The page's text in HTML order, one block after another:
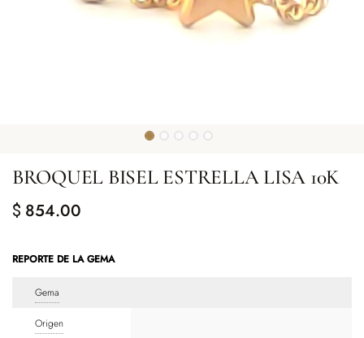
BROQUEL BISEL ESTRELLA LISA 10K
$ 854.00
REPORTE DE LA GEMA
Gema
Origen